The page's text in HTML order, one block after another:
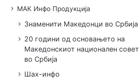
МАК Инфо Продукција
Знаменити Македонци во Србија
20 години од основањето на
Македонскиот национален совет
во Србија
Шах-инфо